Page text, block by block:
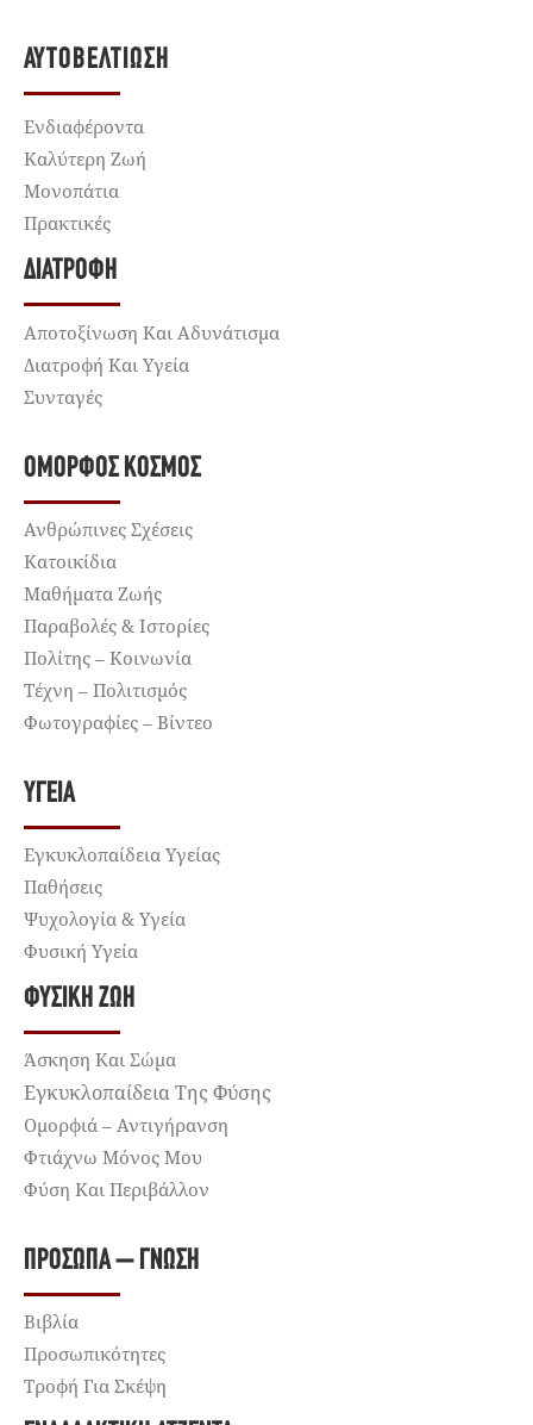
ΑΥΤΟΒΕΛΤΊΩΣΗ
Ενδιαφέροντα
Καλύτερη Ζωή
Μονοπάτια
Πρακτικές
ΔΙΑΤΡΟΦΉ
Αποτοξίνωση Και Αδυνάτισμα
Διατροφή Και Υγεία
Συνταγές
ΌΜΟΡΦΟΣ ΚΌΣΜΟΣ
Ανθρώπινες Σχέσεις
Κατοικίδια
Μαθήματα Ζωής
Παραβολές & Ιστορίες
Πολίτης – Κοινωνία
Τέχνη – Πολιτισμός
Φωτογραφίες – Βίντεο
ΥΓΕΊΑ
Εγκυκλοπαίδεια Υγείας
Παθήσεις
Ψυχολογία & Υγεία
Φυσική Υγεία
ΦΥΣΙΚΉ ΖΩΉ
Άσκηση Και Σώμα
Εγκυκλοπαίδεια Της Φύσης
Ομορφιά – Αντιγήρανση
Φτιάχνω Μόνος Μου
Φύση Και Περιβάλλον
ΠΡΌΣΩΠΑ – ΓΝΏΣΗ
Βιβλία
Προσωπικότητες
Τροφή Για Σκέψη